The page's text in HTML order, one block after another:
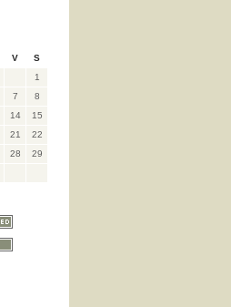
V
S
1
7
8
14
15
21
22
28
29